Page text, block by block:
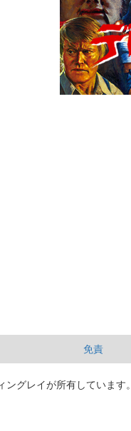
免責
グレイが所有しています。